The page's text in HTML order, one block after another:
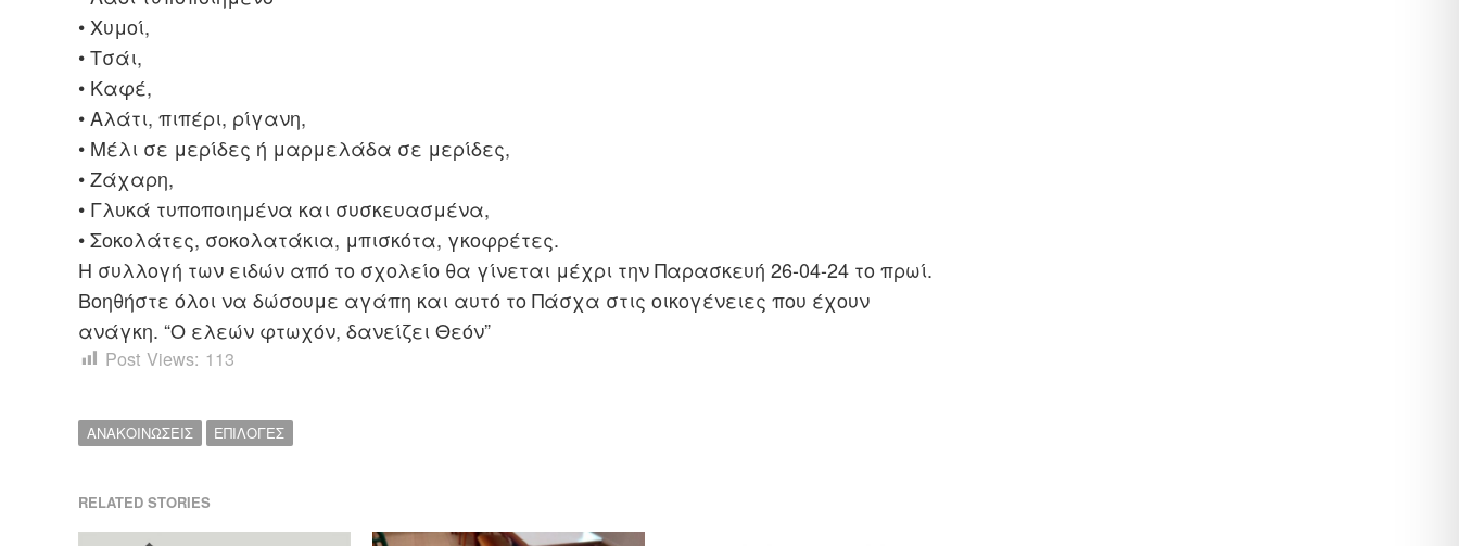
• Χυμοί,
• Τσάι,
• Καφέ,
• Αλάτι, πιπέρι, ρίγανη,
• Μέλι σε μερίδες ή μαρμελάδα σε μερίδες,
• Ζάχαρη,
• Γλυκά τυποποιημένα και συσκευασμένα,
• Σοκολάτες, σοκολατάκια, μπισκότα, γκοφρέτες.
Η συλλογή των ειδών από το σχολείο θα γίνεται μέχρι την Παρασκευή 26-04-24 το πρωί.
Βοηθήστε όλοι να δώσουμε αγάπη και αυτό το Πάσχα στις οικογένειες που έχουν
ανάγκη. “Ο ελεών φτωχόν, δανείζει Θεόν”
Post Views: 113
ΑΝΑΚΟΙΝΩΣΕΙΣ ΕΠΙΛΟΓΕΣ
RELATED STORIES